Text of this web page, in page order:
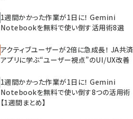
1週間かかった作業が1日に！ Gemini
Notebookを無料で使い倒す活用術8選
アクティブユーザーが2倍に急成長！ JA共済
アプリに学ぶ“ユーザー視点”のUI/UX改善
1週間かかった作業が1日に！ Gemini
Notebookを無料で使い倒す8つの活用術
【1週間まとめ】